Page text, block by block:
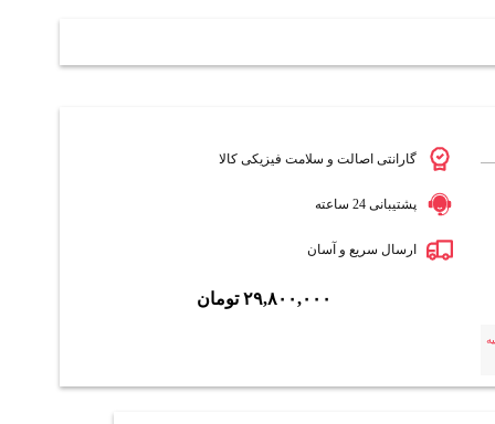
گارانتی اصالت و سلامت فیزیکی کالا
پشتیبانی 24 ساعته
ارسال سریع و آسان
۲۹,۸۰۰,۰۰۰ تومان